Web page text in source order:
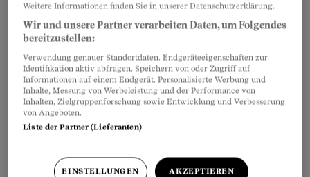
gut?
Yves Bossart: Ich glaube an die Gestaltbarkeit
die Menschen. Es gibt kein anderes Wesen, das
sich so stark wandeln kann. Wir müssen uns
bewusst machen: Wir sind es, die die
Entwicklung steuern, nicht die Digitalisierung
Hand nehmen und Gutes bewirken.
Weitere Informationen finden Sie in unserer Datenschutzerklärung.
Wir und unsere Partner verarbeiten Daten, um Folgendes
bereitzustellen:
Verwendung genauer Standortdaten. Endgeräteeigenschaften zur
Identifikation aktiv abfragen. Speichern von oder Zugriff auf
Informationen auf einem Endgerät. Personalisierte Werbung und
Inhalte, Messung von Werbeleistung und der Performance von
Inhalten, Zielgruppenforschung sowie Entwicklung und Verbesserung
von Angeboten.
Liste der Partner (Lieferanten)
EINSTELLUNGEN AKZEPTIEREN